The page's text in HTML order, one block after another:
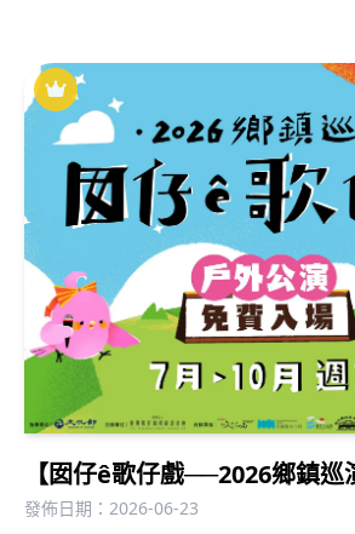
【囡仔ê歌仔戲──2026鄉鎮
發佈日期：2026-06-23